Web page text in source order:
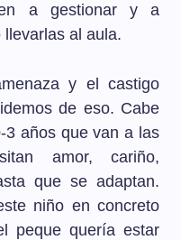
a gestionar y a
al aula.
y el castigo
de eso. Cabe
3 años que van a las
amor, cariño,
que se adaptan.
niño en concreto
peque quería estar